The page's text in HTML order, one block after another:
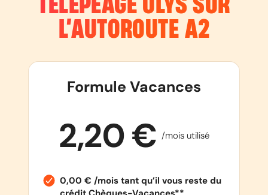
TÉLÉPÉAGE ULYS SUR
L’AUTOROUTE A2
Formule Vacances
2,20 € /mois utilisé
0,00 € /mois tant qu’il vous reste du